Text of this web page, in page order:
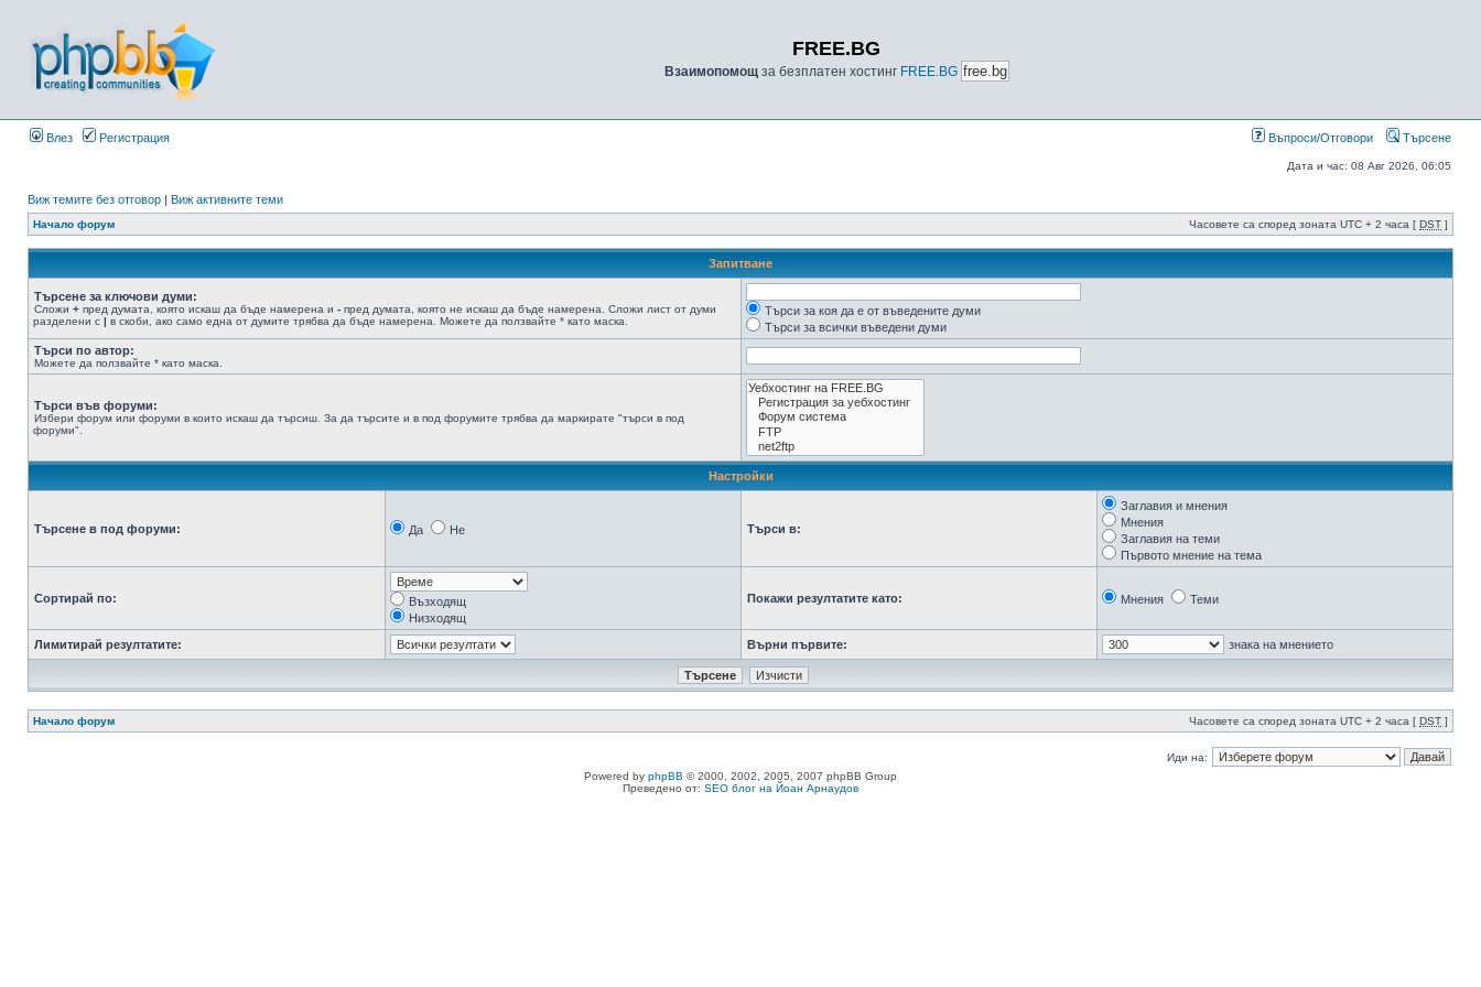
FREE.BG
Взаимопомощза безплатен хостинг FREE.BG
Влез Регистрация Въпроси/Отговори Търсене
Дата и час: 08 Авг 2026, 06:05
Виж темите без отговор | Виж активните теми
Начало форум Часовете са според зоната UTC + 2 часа [ DST ]
Запитване
Търсене за ключови думи:
Сложи + пред думата, която искаш да бъде намерена и - пред думата, която не искаш да бъде намерена. Сложи лист от думи
разделени с | в скоби, ако само една от думите трябва да бъде намерена. Можете да ползвайте * като маска.
Търси за коя да е от въведените думи
Търси за всички въведени думи
Търси по автор:
Можете да ползвайте * като маска.
Търси във форуми:
Избери форум или форуми в които искаш да търсиш. За да търсите и в под форумите трябва да маркирате "търси в под
форуми".
Настройки
Търсене в под форуми: Да Не Търси в:
Заглавия и мнения
Мнения
Заглавия на теми
Първото мнение на тема
Сортирай по:
Възходящ
Низходящ
Покажи резултатите като: Мнения Теми
Лимитирай резултатите: Върни първите: знака на мнението
Начало форум Часовете са според зоната UTC + 2 часа [ DST ]
Иди на:
Powered by phpBB © 2000, 2002, 2005, 2007 phpBB Group
Преведено от: SEO блог на Йоан Арнаудов